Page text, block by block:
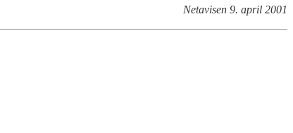
Netavisen 9. april 2001